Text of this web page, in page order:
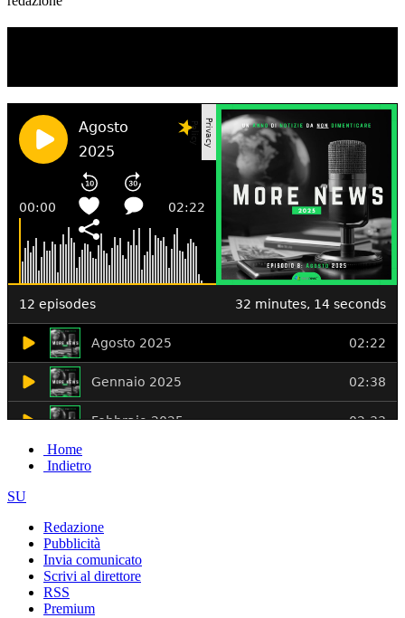
Home
Indietro
SU
Redazione
Pubblicità
Invia comunicato
Scrivi al direttore
RSS
Premium